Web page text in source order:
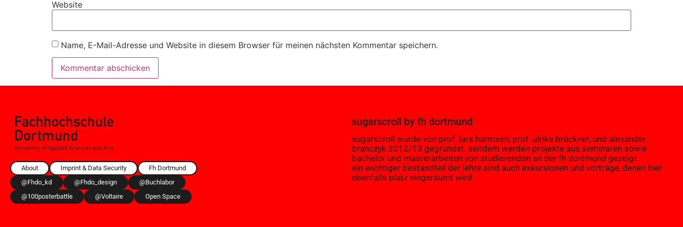
Website
Name, E-Mail-Adresse und Website in diesem Browser für meinen nächsten Kommentar speichern.
About Imprint & Data Security
Fh Dortmund
@fhdo_kd
@fhdo_design
@buchlabor
@100posterbattle
@voltaire Open Space
sugarscroll by fh dortmund
sugarscroll wurde von prof. lars harmsen, prof. ulrike brückner, und alexander
branczyk 2012/13 gegründet. seitdem werden projekte aus seminaren sowie
bachelor und masterarbeiten von studierenden an der fh dortmund gezeigt.
ein wichtiger bestandteil der lehre sind auch exkursionen und vorträge, denen hier
ebenfalls platz eingeräumt wird.